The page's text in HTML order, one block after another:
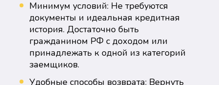
Минимум условий: Не требуются
документы и идеальная кредитная
история. Достаточно быть
гражданином РФ с доходом или
принадлежать к одной из категорий
заемщиков.
Удобные способы возврата: Вернуть